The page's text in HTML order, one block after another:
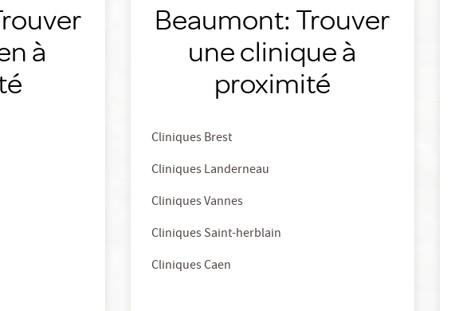
à
Beaumont: Trouver
une clinique à
proximité
Cliniques Brest
Cliniques Landerneau
Cliniques Vannes
Cliniques Saint-herblain
Cliniques Caen